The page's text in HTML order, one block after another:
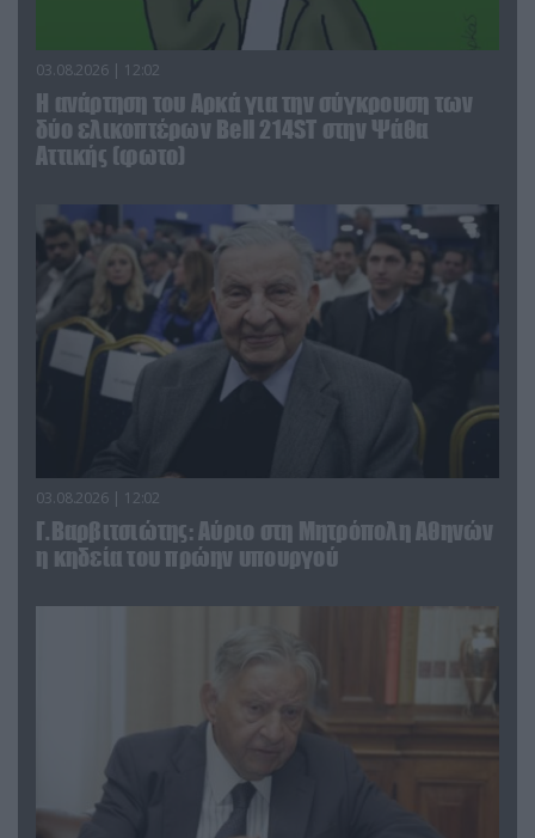
03.08.2026 | 12:02
Η ανάρτηση του Αρκά για την σύγκρουση των
δύο ελικοπτέρων Bell 214ST στην Ψάθα
Αττικής (φωτο)
03.08.2026 | 12:02
Γ.Βαρβιτσιώτης: Aύριο στη Μητρόπολη Αθηνών
η κηδεία του πρώην υπουργού